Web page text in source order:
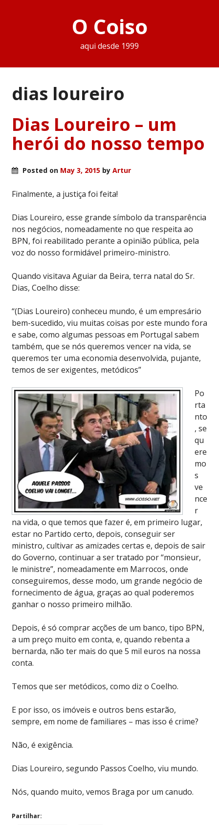
O Coiso
aqui desde 1999
dias loureiro
Dias Loureiro – um
herói do nosso tempo
Posted on May 3, 2015 by Artur
Finalmente, a justiça foi feita!
Dias Loureiro, esse grande símbolo da transparência
nos negócios, nomeadamente no que respeita ao
BPN, foi reabilitado perante a opinião pública, pela
voz do nosso formidável primeiro-ministro.
Quando visitava Aguiar da Beira, terra natal do Sr.
Dias, Coelho disse:
“(Dias Loureiro) conheceu mundo, é um empresário
bem-sucedido, viu muitas coisas por este mundo fora
e sabe, como algumas pessoas em Portugal sabem
também, que se nós queremos vencer na vida, se
queremos ter uma economia desenvolvida, pujante,
temos de ser exigentes, metódicos”
Po
rta
nto
, se
qu
ere
mo
s
ve
nce
r
na vida, o que temos que fazer é, em primeiro lugar,
estar no Partido certo, depois, conseguir ser
ministro, cultivar as amizades certas e, depois de sair
do Governo, continuar a ser tratado por “monsieur,
le ministre”, nomeadamente em Marrocos, onde
conseguiremos, desse modo, um grande negócio de
fornecimento de água, graças ao qual poderemos
ganhar o nosso primeiro milhão.
Depois, é só comprar acções de um banco, tipo BPN,
a um preço muito em conta, e, quando rebenta a
bernarda, não ter mais do que 5 mil euros na nossa
conta.
Temos que ser metódicos, como diz o Coelho.
E por isso, os imóveis e outros bens estarão,
sempre, em nome de familiares – mas isso é crime?
Não, é exigência.
Dias Loureiro, segundo Passos Coelho, viu mundo.
Nós, quando muito, vemos Braga por um canudo.
Partilhar: